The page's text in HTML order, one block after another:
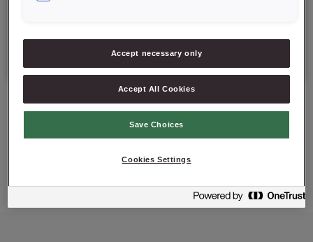
Mindesthaltbarkeitsdatum: 12 Monate ab Produktionsdatum.
PRODUKT ANFRAGEN
Accept necessary only
Accept All Cookies
Save Choices
Cookies Settings